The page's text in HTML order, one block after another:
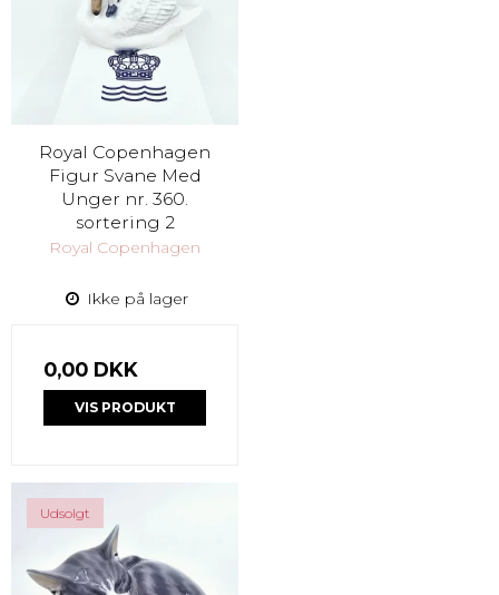
Royal Copenhagen
Figur Svane Med
Unger nr. 360.
sortering 2
Royal Copenhagen
Ikke på lager
0,00 DKK
VIS PRODUKT
Udsolgt